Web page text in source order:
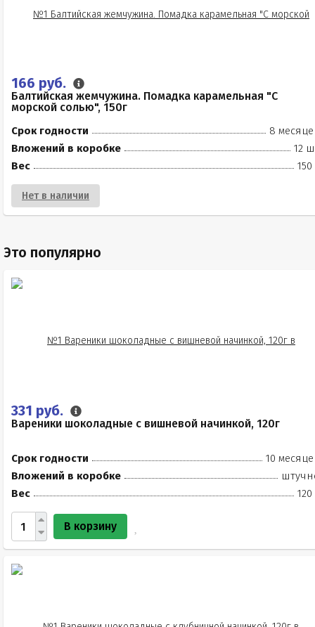
166 руб.
Балтийская жемчужина. Помадка карамельная "С
морской солью", 150г
Срок годности
8
Вложений в коробке
12
Вес
150
Нет в наличии
Это популярно
331 руб.
Вареники шоколадные с вишневой начинкой, 120г
Срок годности
10
Вложений в коробке
Вес
120
В корзину